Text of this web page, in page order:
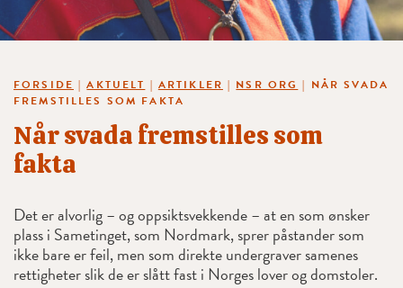
FORSIDE |AKTUELT | ARTIKLER | NSR ORG | NÅR SVADA
FREMSTILLES SOM FAKTA
Når svada fremstilles som
fakta
Det er alvorlig – og oppsiktsvekkende – at en som ønsker
plass i Sametinget, som Nordmark, sprer påstander som
ikke bare er feil, men som direkte undergraver samenes
rettigheter slik de er slått fast i Norges lover og domstoler.